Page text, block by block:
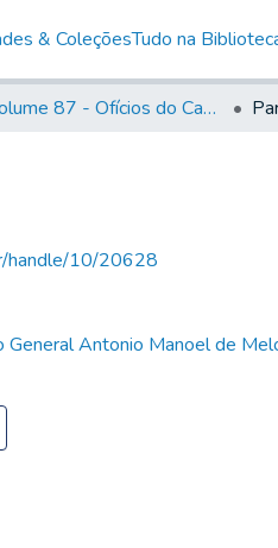
& ColeçõesTudo na
Volume 87 - Ofícios do Capitão General Antonio Manoel de Melo Castro e Mendonça (1797- 1801)
handle/10/20628
Antonio Manoel de